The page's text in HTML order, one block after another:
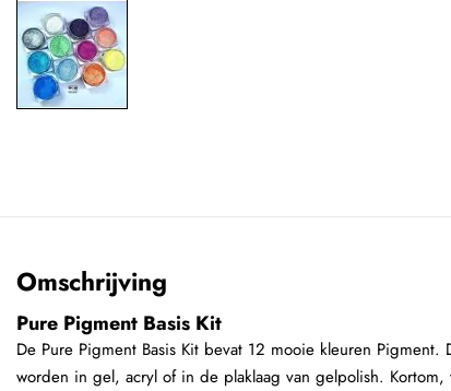
Omschrijving
Pure Pigment Basis Kit
De Pure Pigment Basis Kit bevat 12 mooie kleuren Pigment.
worden in gel, acryl of in de plaklaag van gelpolish.